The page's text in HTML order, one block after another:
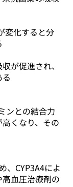
変化すると分
が促進され、
ンとの結合力
くなり、その
、CYP3A4によ
血圧治療剤の